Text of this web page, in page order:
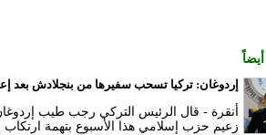
أيضاً
إردوغان: تركيا تسحب سفيرها من بنجلادش بعد
أنقرة - قال الرئيس التركي رجب طيب
زعيم حزب إسلامي هذا الأسبوع بتهمة